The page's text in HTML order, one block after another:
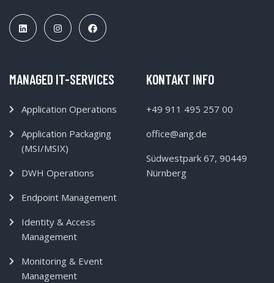
MANAGED IT-SERVICES
Application Operations
Application Packaging
(MSI/MSIX)
DWH Operations
Endpoint Management
Identity & Access
Management
Monitoring & Event
Management
KONTAKT INFO
+49 911 495 257 00
office@ang.de
Südwestpark 67, 90449
Nürnberg